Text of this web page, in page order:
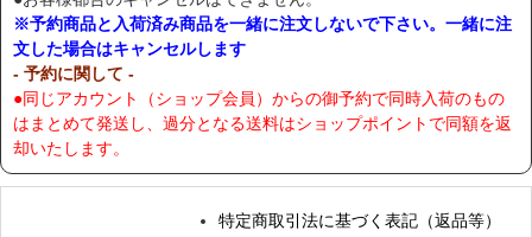
※予約商品と入荷済み商品を一緒に注文しないで下さい。一緒に注
文した場合はキャンセルします
- 予約に関して -
●同じアカウント（ショップ会員）からの御予約で同時入荷のもの
はまとめて発送し、過分となる送料はショップポイントで同額を返
却いたします。
特定商取引法に基づく表記（返品等）